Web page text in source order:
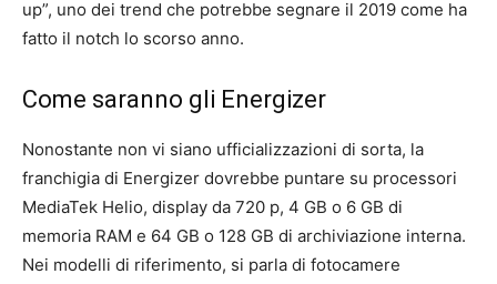
up”, uno dei trend che potrebbe segnare il 2019 come ha
fatto il notch lo scorso anno.
Come saranno gli Energizer
Nonostante non vi siano ufficializzazioni di sorta, la
franchigia di Energizer dovrebbe puntare su processori
MediaTek Helio, display da 720 p, 4 GB o 6 GB di
memoria RAM e 64 GB o 128 GB di archiviazione interna.
Nei modelli di riferimento, si parla di fotocamere